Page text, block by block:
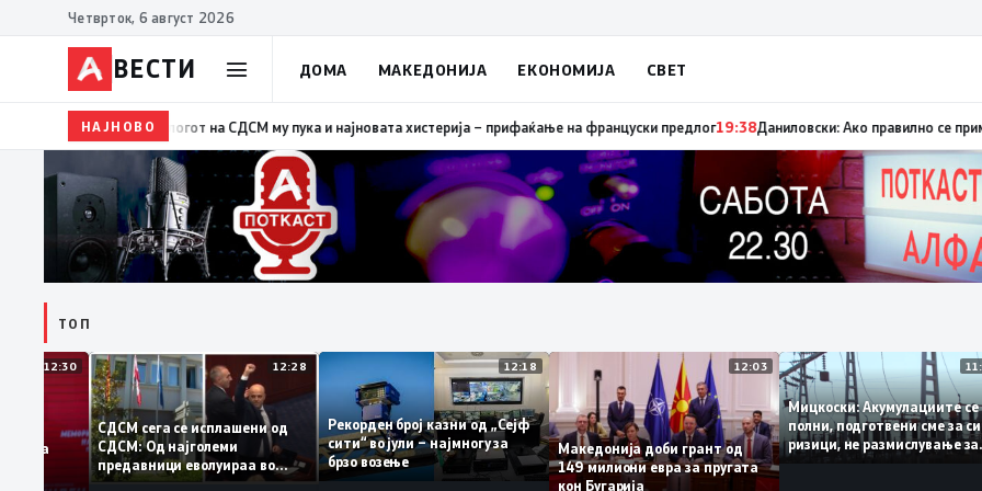
Четврток, 6 август 2026
ВЕСТИ ДОМА МАКЕДОНИЈА ЕКОНОМИЈА СВЕТ
НАЈНОВО
19:39 ВМРО-ДПМНЕ: Како што му пукна меурот од сапуница „мигранти за пари“, така на талогот на СДСМ му пука и најновата
ТОП
12:30
на
12:28
СДСМ сега се исплашени од
СДСМ: Од најголеми
предавници еволуираа во
најголеми патриоти
12:18
Рекорден број казни од „Сејф
сити“ во јули – најмногу за
брзо возење
12:03
Македонија доби грант од
149 милиони евра за пругата
кон Бугарија
Мицкоски:
полни, подготвени сме
ризици, не
поскапување на струјата